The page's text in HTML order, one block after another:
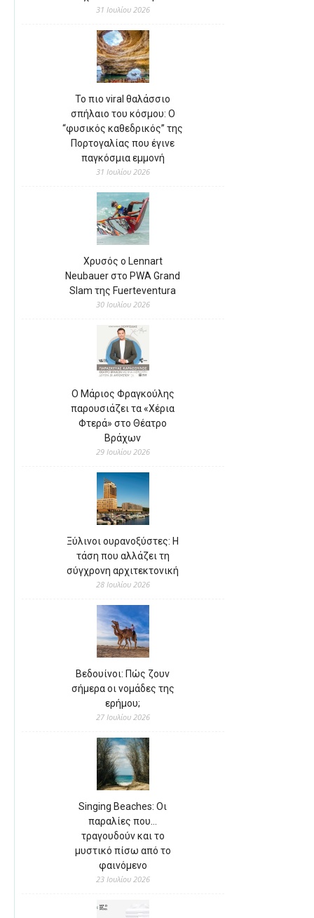
31 Ιουλίου 2026
Το πιο viral θαλάσσιο
σπήλαιο του κόσμου: Ο
“φυσικός καθεδρικός” της
Πορτογαλίας που έγινε
παγκόσμια εμμονή
31 Ιουλίου 2026
Χρυσός ο Lennart
Neubauer στο PWA Grand
Slam της Fuerteventura
30 Ιουλίου 2026
Ο Μάριος Φραγκούλης
παρουσιάζει τα «Χέρια
Φτερά» στο Θέατρο
Βράχων
29 Ιουλίου 2026
Ξύλινοι ουρανοξύστες: Η
τάση που αλλάζει τη
σύγχρονη αρχιτεκτονική
28 Ιουλίου 2026
Βεδουίνοι: Πώς ζουν
σήμερα οι νομάδες της
ερήμου;
27 Ιουλίου 2026
Singing Beaches: Οι
παραλίες που…
τραγουδούν και το
μυστικό πίσω από το
φαινόμενο
23 Ιουλίου 2026